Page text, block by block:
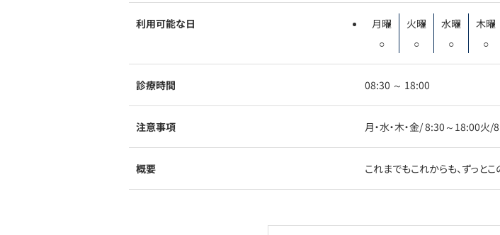
利用可能な日
月曜
○
火曜
○
水曜
○
木曜
○
診療時間 08:30 ～ 18:00
注意事項 月・水・木・金/ 8:30～18:00
概要 これまでもこれからも、ずっと